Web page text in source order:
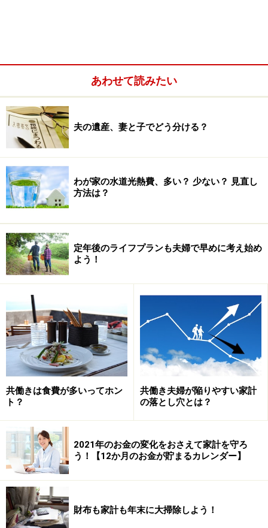
実際、在宅勤務を終日実施した人にメリットを聞いたと
ころ、「自由に使える時間が増えた」「通勤時間・移動
時間が減った」「業務効率が上がった」「家族と過ごす
時間が増えた」「突発的な事態（災害発生、交通機関の
遅延、子どもの発熱等）へ対応できた」「病気やケガで
も出勤せず仕事ができた」と挙げた方が多くいました
（国土交通省「平成30年度テレワーク人口実態調査」よ
り）。
「業務効率が上がる」は、会社にいた方がいいようなイ
メージだったので意外でした。「9～17時」で会社にい
るよりも、「自分の用事をこなしながら、するべき業務
はきちんとこなさなければ」という思いが強くなるのか
もしれません。
あわせて読みたい
夫の遺産、妻と子でどう分ける？
わが家の水道光熱費、多い？ 少ない？ 見直し
方法は？
定年後のライフプランも夫婦で早めに考え始め
よう！
共働きは食費が多いってホン
ト？
共働き夫婦が陥りやすい家計
の落とし穴とは？
2021年のお金の変化をおさえて家計を守ろ
う！【12か月のお金が貯まるカレンダー】
財布も家計も年末に大掃除しよう！